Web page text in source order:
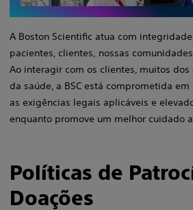
A Boston Scientific atua com
pacientes, clientes, nossas
Ao interagir com os clientes, muitos
da saúde, a BSC está comprometida
as exigências legais aplicáveis e
enquanto promove um melhor cuidado
Políticas de
Doações